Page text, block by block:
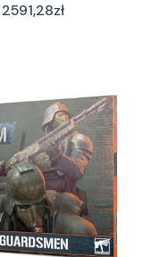
2591,28zł